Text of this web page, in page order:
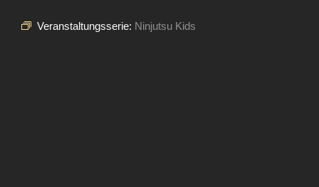
Selbstverteidigung
Veranstaltungsserie: Ninjutsu Kids